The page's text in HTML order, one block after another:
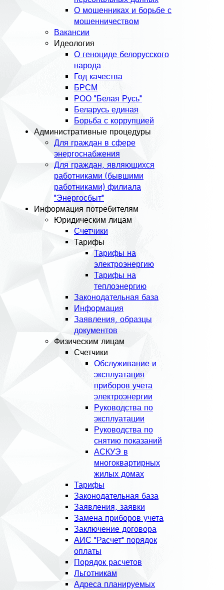
О мошенниках и борьбе с
мошенничеством
Вакансии
Идеология
О геноциде белорусского
народа
Год качества
БРСМ
РОО "Белая Русь"
Беларусь единая
Борьба с коррупцией
Административные процедуры
Для граждан в сфере
энергоснабжения
Для граждан, являющихся
работниками (бывшими
работниками) филиала
"Энергосбыт"
Информация потребителям
Юридическим лицам
Счетчики
Тарифы
Тарифы на
электроэнергию
Тарифы на
теплоэнергию
Законодательная база
Информация
Заявления, образцы
документов
Физическим лицам
Счетчики
Обслуживание и
эксплуатация
приборов учета
электроэнергии
Руководства по
эксплуатации
Руководства по
снятию показаний
АСКУЭ в
многоквартирных
жилых домах
Тарифы
Законодательная база
Заявления, заявки
Замена приборов учета
Заключение договора
АИС "Расчет" порядок
оплаты
Порядок расчетов
Льготникам
Адреса планируемых